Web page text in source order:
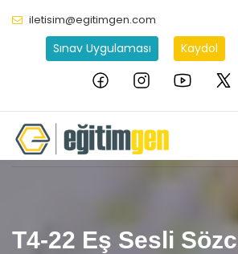
iletisim@egitimgen.com
Sınav Uygulaması Kaydol
T4-22 Eş Sesli